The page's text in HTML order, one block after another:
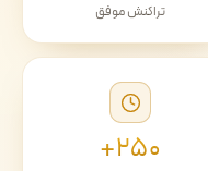
تراکنش موفق
۲۵۰+